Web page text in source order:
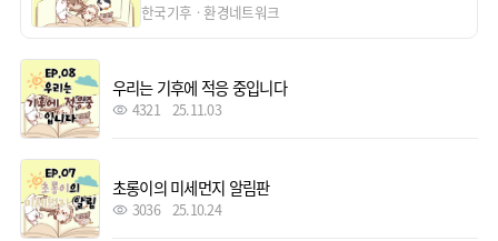
한국기후ㆍ환경네트워크
우리는 기후에 적응 중입니다
4321 25.11.03
초롱이의 미세먼지 알림판
3036 25.10.24